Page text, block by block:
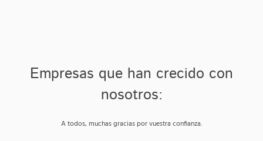
Empresas que han crecido con
nosotros:
A todos, muchas gracias por vuestra confianza.